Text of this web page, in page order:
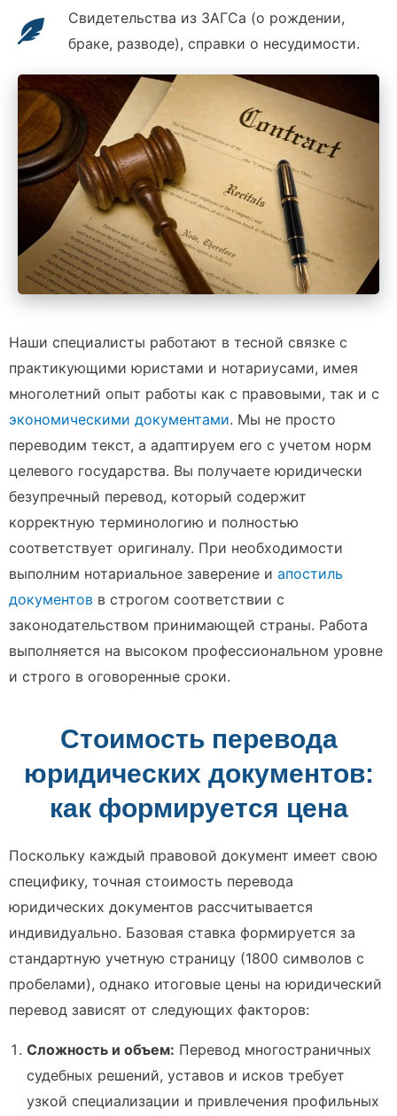
Свидетельства из ЗАГСа (о рождении,
браке, разводе), справки о несудимости.
Наши специалисты работают в тесной связке с
практикующими юристами и нотариусами, имея
многолетний опыт работы как с правовыми, так и с
экономическими документами. Мы не просто
переводим текст, а адаптируем его с учетом норм
целевого государства. Вы получаете юридически
безупречный перевод, который содержит
корректную терминологию и полностью
соответствует оригиналу. При необходимости
выполним нотариальное заверение и апостиль
документов в строгом соответствии с
законодательством принимающей страны. Работа
выполняется на высоком профессиональном уровне
и строго в оговоренные сроки.
Стоимость перевода
юридических документов:
как формируется цена
Поскольку каждый правовой документ имеет свою
специфику, точная стоимость перевода
юридических документов рассчитывается
индивидуально. Базовая ставка формируется за
стандартную учетную страницу (1800 символов с
пробелами), однако итоговые цены на юридический
перевод зависят от следующих факторов:
Сложность и объем: Перевод многостраничных
судебных решений, уставов и исков требует
узкой специализации и привлечения профильных